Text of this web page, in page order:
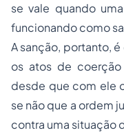
se vale quando
funcionando como
A sanção, portanto,
os atos de
desde que com ele
se não que a ordem
contra uma situação